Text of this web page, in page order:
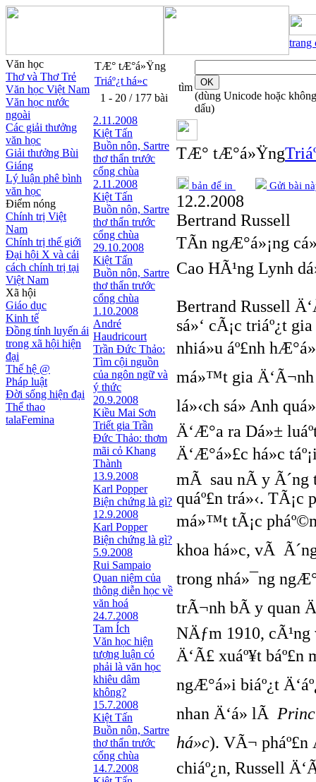
trang
Văn học
Thơ và Thơ Trẻ
Văn học Việt Nam
Văn học nước
ngoài
Các giải thưởng
văn học
Giải thưởng Bùi
Giáng
Lý luận phê bình
văn học
Điểm nóng
Chính trị Việt
Nam
Chính trị thế giới
Đại hội X và cải
cách chính trị tại
Việt Nam
Xã hội
Giáo dục
Kinh tế
Đồng tính luyến ái
trong xã hội hiện
đại
Thế hệ @
Pháp luật
Đời sống hiện đại
Thể thao
talaFemina
TÆ° tÆ°á»Ÿng
Triáº¿t há»c
1 - 20 / 177 bài
2.11.2008
Kiệt Tấn
Buồn nôn, Sartre
thơ thẩn trước
cổng chùa
2.11.2008
Kiệt Tấn
Buồn nôn, Sartre
thơ thẩn trước
cổng chùa
29.10.2008
Kiệt Tấn
Buồn nôn, Sartre
thơ thẩn trước
cổng chùa
1.10.2008
André
Haudricourt
Trần Đức Thảo:
Tìm cội nguồn
của ngôn ngữ và
ý thức
20.9.2008
Kiều Mai Sơn
Triết gia Trần
Ðức Thảo: thơm
mãi cỏ Khang
Thành
13.9.2008
Karl Popper
Biện chứng là gì?
12.9.2008
Karl Popper
Biện chứng là gì?
5.9.2008
Rui Sampaio
Quan niệm của
thông diễn học về
văn hoá
24.7.2008
Tam Ích
Văn học hiện
tượng luận có
phải là văn học
khiêu dâm
không?
15.7.2008
Kiệt Tấn
Buồn nôn, Sartre
thơ thẩn trước
cổng chùa
14.7.2008
tìm
(dùng Unicode hoặc không
dấu)
TÆ° tÆ°á»Ÿng
bản để in Gửi bài
12.2.2008
Bertrand Russell
TÃ­n ngÆ°á»¡ng
Cao HÃ¹ng Lynh
Bertrand Russell
sá»‘ cÃ¡c triáº¿t
nhiá»u áº£nh
má»™t gia Ä‘Ã¬nh
lá»‹ch sá»­ Anh
Ä‘Æ°a ra Dá»±
Ä‘Æ°á»£c há»c
mÃ sau nÃ y Ã´ng
quáº£n trá»‹. TÃ¡c
má»™t tÃ¡c
khoa há»c, vÃ
trong nhá»¯ng
trÃ¬nh bÃ y quan
NÄƒm 1910,
Ä‘Ã£ xuáº¥t
ngÆ°á»i biáº¿t
nhan Ä‘á» lÃ
há»c). VÃ¬ pháº£n
chiáº¿n, Russell